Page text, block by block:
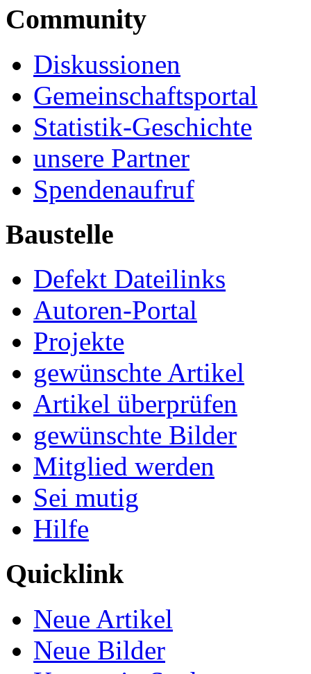
Community
Diskussionen
Gemeinschaftsportal
Statistik-Geschichte
unsere Partner
Spendenaufruf
Baustelle
Defekt Dateilinks
Autoren-Portal
Projekte
gewünschte Artikel
Artikel überprüfen
gewünschte Bilder
Mitglied werden
Sei mutig
Hilfe
Quicklink
Neue Artikel
Neue Bilder